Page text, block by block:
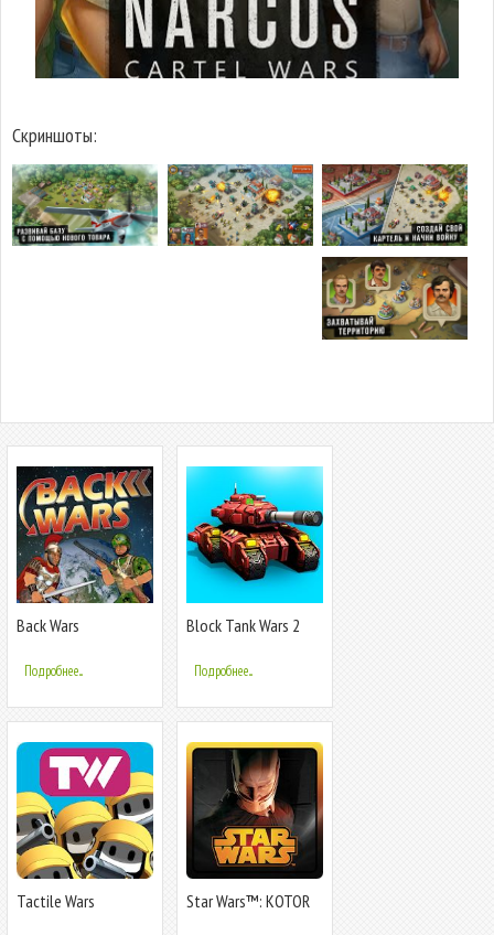
Скриншоты:
Back Wars
Подробнее...
Block Tank Wars 2
Подробнее...
Tactile Wars Star Wars™: KOTOR